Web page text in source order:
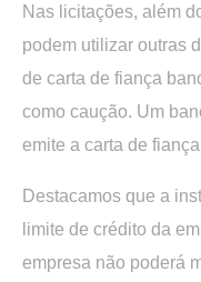
Nas licitações, além
podem utilizar outras
de carta de fiança
como caução. Um
emite a carta de
Destacamos que a
limite de crédito da
empresa não poderá